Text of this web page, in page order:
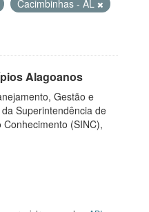
Cacimbinhas - AL
Alagoanos
Gestão e
Superintendência de
(SINC),